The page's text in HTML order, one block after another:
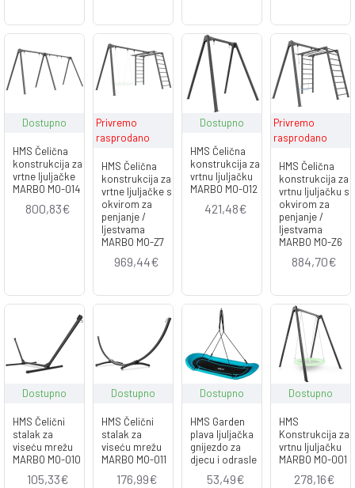
Dostupno
HMS Čelična
konstrukcija za
vrtne ljuljačke
MARBO MO-014
800,83€
Privremo
rasprodano
HMS Čelična
konstrukcija za
vrtne ljuljačke s
okvirom za
penjanje /
ljestvama
MARBO MO-Z7
969,44€
Dostupno
HMS Čelična
konstrukcija za
vrtnu ljuljačku
MARBO MO-012
421,48€
Privremo
rasprodano
HMS Čelična
konstrukcija za
vrtnu ljuljačku s
okvirom za
penjanje /
ljestvama
MARBO MO-Z6
884,70€
Dostupno
HMS Čelični
stalak za
viseću mrežu
MARBO MO-010
105,33€
Dostupno
HMS Čelični
stalak za
viseću mrežu
MARBO MO-011
176,99€
Dostupno
HMS Garden
plava ljuljačka
gnijezdo za
djecu i odrasle
53,49€
Dostupno
HMS
Konstrukcija za
vrtnu ljuljačku
MARBO MO-001
278,16€